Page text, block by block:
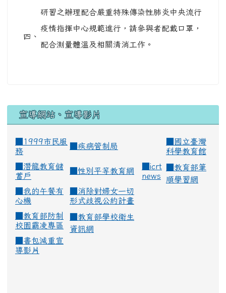
四、
研習之辦理配合嚴重特殊傳染性肺炎中央流行
疫情指揮中心規範進行，請參與者配戴口罩，
配合測量體溫及相關清消工作。
宣導網站、宣導影片
■1999市民服
務
疾病管制局
國立臺灣
科學教育館
潛龍教育儲
蓄戶
性別平等教育網
icrt
news
教育部筆
順學習網
我的午餐有
心機
消除對婦女一切
形式歧視公約計畫
教育部防制
校園霸凌專區
教育部學校衛生
資訊網
書包減重宣
導影片